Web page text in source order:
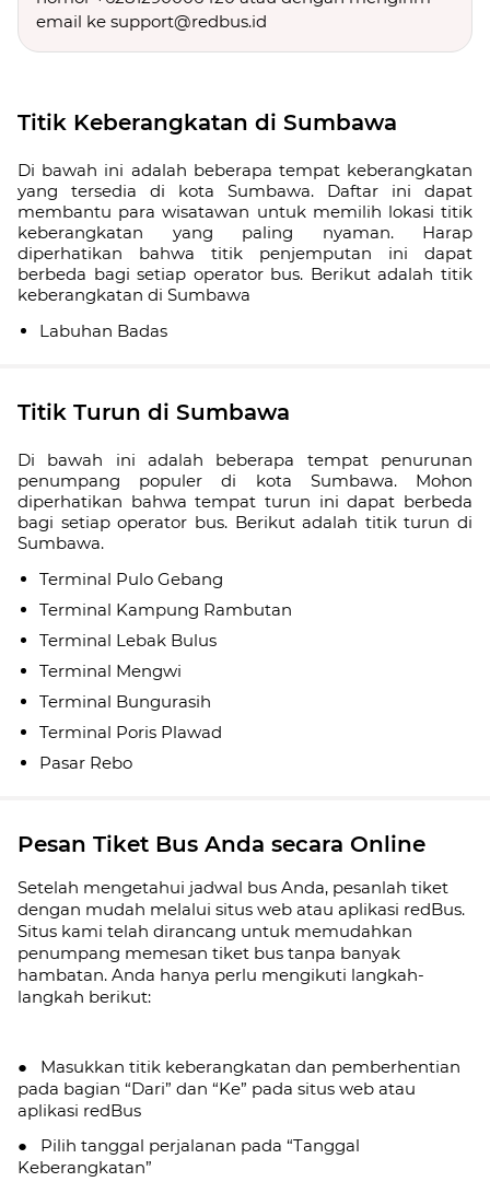
email ke support@redbus.id
Titik Keberangkatan di Sumbawa
Di bawah ini adalah beberapa tempat keberangkatan
yang tersedia di kota Sumbawa. Daftar ini dapat
membantu para wisatawan untuk memilih lokasi titik
keberangkatan yang paling nyaman. Harap
diperhatikan bahwa titik penjemputan ini dapat
berbeda bagi setiap operator bus. Berikut adalah titik
keberangkatan di Sumbawa
Labuhan Badas
Titik Turun di Sumbawa
Di bawah ini adalah beberapa tempat penurunan
penumpang populer di kota Sumbawa. Mohon
diperhatikan bahwa tempat turun ini dapat berbeda
bagi setiap operator bus. Berikut adalah titik turun di
Sumbawa.
Terminal Pulo Gebang
Terminal Kampung Rambutan
Terminal Lebak Bulus
Terminal Mengwi
Terminal Bungurasih
Terminal Poris Plawad
Pasar Rebo
Pesan Tiket Bus Anda secara Online
Setelah mengetahui jadwal bus Anda, pesanlah tiket
dengan mudah melalui situs web atau aplikasi redBus.
Situs kami telah dirancang untuk memudahkan
penumpang memesan tiket bus tanpa banyak
hambatan. Anda hanya perlu mengikuti langkah-
langkah berikut:
● Masukkan titik keberangkatan dan pemberhentian
pada bagian “Dari” dan “Ke” pada situs web atau
aplikasi redBus
● Pilih tanggal perjalanan pada “Tanggal
Keberangkatan”